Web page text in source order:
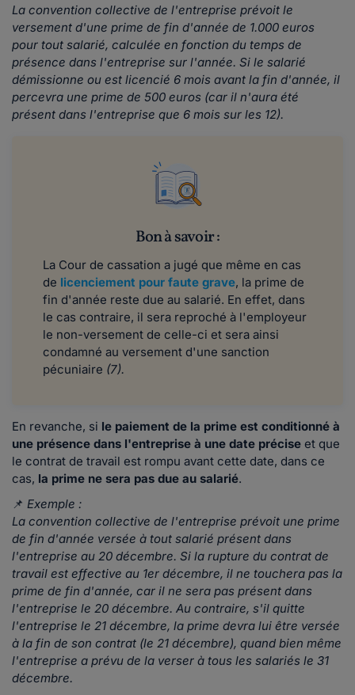
La convention collective de l'entreprise prévoit le
versement d'une prime de fin d'année de 1.000 euros
pour tout salarié, calculée en fonction du temps de
présence dans l'entreprise sur l'année. Si le salarié
démissionne ou est licencié 6 mois avant la fin d'année, il
percevra une prime de 500 euros (car il n'aura été
présent dans l'entreprise que 6 mois sur les 12).
Bon à savoir :
La Cour de cassation a jugé que même en cas
de licenciement pour faute grave, la prime de
fin d'année reste due au salarié. En effet, dans
le cas contraire, il sera reproché à l'employeur
le non-versement de celle-ci et sera ainsi
condamné au versement d'une sanction
pécuniaire (7).
En revanche, si le paiement de la prime est conditionné à
une présence dans l'entreprise à une date précise et que
le contrat de travail est rompu avant cette date, dans ce
cas, la prime ne sera pas due au salarié.
📌 Exemple :
La convention collective de l'entreprise prévoit une prime
de fin d'année versée à tout salarié présent dans
l'entreprise au 20 décembre. Si la rupture du contrat de
travail est effective au 1er décembre, il ne touchera pas la
prime de fin d'année, car il ne sera pas présent dans
l'entreprise le 20 décembre. Au contraire, s'il quitte
l'entreprise le 21 décembre, la prime devra lui être versée
à la fin de son contrat (le 21 décembre), quand bien même
l'entreprise a prévu de la verser à tous les salariés le 31
décembre.